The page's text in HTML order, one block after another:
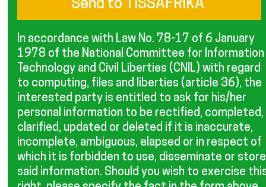
In accordance with Law No. 78-17 of 6 January
1978 of the National Committee for Information
Technology and Civil Liberties (CNIL) with regard
to computing, files and liberties (article 36), the
interested party is entitled to ask for his/her
personal information to be rectified, completed,
clarified, updated or deleted if it is inaccurate,
incomplete, ambiguous, elapsed or in respect of
which it is forbidden to use, disseminate or store
said information. Should you wish to exercise